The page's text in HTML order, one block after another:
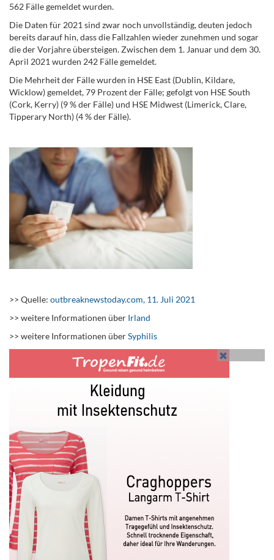
562 Fälle gemeldet wurden.
Die Daten für 2021 sind zwar noch unvollständig, deuten jedoch
bereits darauf hin, dass die Fallzahlen wieder zunehmen und sogar
die der Vorjahre übersteigen. Zwischen dem 1. Januar und dem 30.
April 2021 wurden 242 Fälle gemeldet.
Die Mehrheit der Fälle wurden in HSE East (Dublin, Kildare,
Wicklow) gemeldet, 79 Prozent der Fälle; gefolgt von HSE South
(Cork, Kerry) (9 % der Fälle) und HSE Midwest (Limerick, Clare,
Tipperary North) (4 % der Fälle).
>> Quelle: outbreaknewstoday.com, 11. Juli 2021
>> weitere Informationen über Irland
>> weitere Informationen überSyphilis